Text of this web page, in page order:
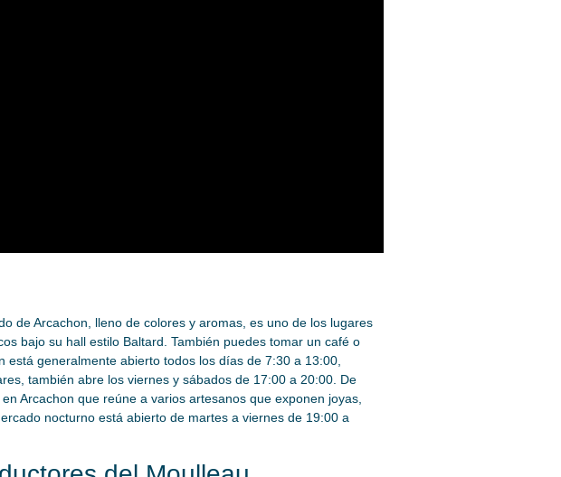
de Arcachon, lleno de colores y aromas, es uno de los lugares
bajo su hall estilo Baltard. También puedes tomar un café o
generalmente abierto todos los días de 7:30 a 13:00,
también abre los viernes y sábados de 17:00 a 20:00. De
Arcachon que reúne a varios artesanos que exponen joyas,
nocturno está abierto de martes a viernes de 19:00 a